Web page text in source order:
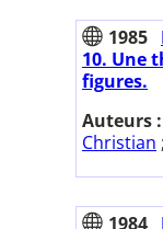
1985
10. Une
figures.
Auteurs :
Christian ;
1984